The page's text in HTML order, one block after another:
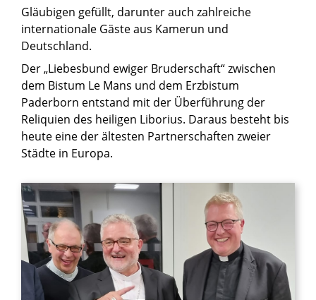
Gläubigen gefüllt, darunter auch zahlreiche
internationale Gäste aus Kamerun und
Deutschland.
Der „Liebesbund ewiger Bruderschaft“ zwischen
dem Bistum Le Mans und dem Erzbistum
Paderborn entstand mit der Überführung der
Reliquien des heiligen Liborius. Daraus besteht bis
heute eine der ältesten Partnerschaften zweier
Städte in Europa.